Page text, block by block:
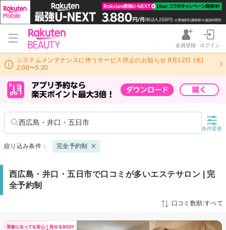
会員登録 ログイン
システムメンテナンスに伴うサービス停止のお知らせ 8月12日 (水)
2:00〜5:30
西広島・井口・五日市
条件変更
絞り込み条件： 完全予約制
西広島・井口・五日市で口コミが多いエステサロン | 完
全予約制
口コミ数順:すべて